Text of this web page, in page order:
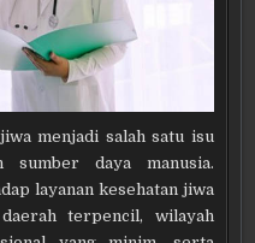
menjadi salah satu isu
sumber daya manusia.
layanan kesehatan jiwa
terpencil, wilayah